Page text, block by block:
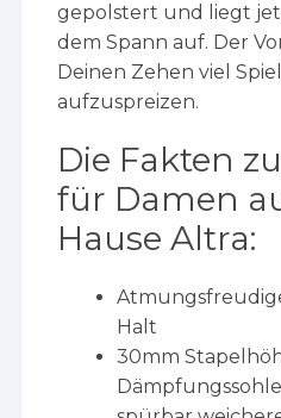
gepolstert und liegt
dem Spann auf. Der
Deinen Zehen viel
aufzuspreizen.
Die Fakten
für Damen
Hause Altra:
Halt
30mm